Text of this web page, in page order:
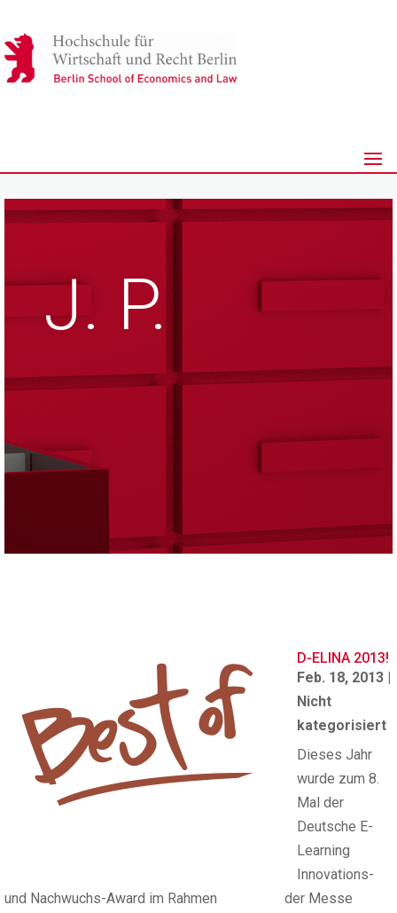
J. P.
D-ELINA 2013!
Feb. 18, 2013 |
Nicht
kategorisiert
Dieses Jahr
wurde zum 8.
Mal der
Deutsche E-
Learning
Innovations-
und Nachwuchs-Award im Rahmen der Messe